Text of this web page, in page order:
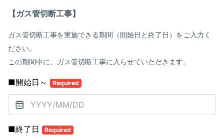
【ガス管切断工事】
ガス管切断工事を実施できる期間（開始日と終了日）をご入力く
ださい。
この期間中に、ガス管切断工事に入らせていただきます。
■開始日～ Required
■終了日 Required